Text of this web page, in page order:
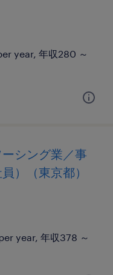
year, 年収280 ～
ーシング業／事
）（東京都）
year, 年収378 ～